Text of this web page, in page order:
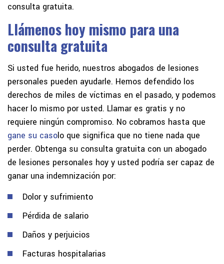
consulta gratuita.
Llámenos hoy mismo para una
consulta gratuita
Si usted fue herido, nuestros abogados de lesiones
personales pueden ayudarle. Hemos defendido los
derechos de miles de víctimas en el pasado, y podemos
hacer lo mismo por usted. Llamar es gratis y no
requiere ningún compromiso. No cobramos hasta que
gane su casolo que significa que no tiene nada que
perder. Obtenga su consulta gratuita con un abogado
de lesiones personales hoy y usted podría ser capaz de
ganar una indemnización por:
Dolor y sufrimiento
Pérdida de salario
Daños y perjuicios
Facturas hospitalarias